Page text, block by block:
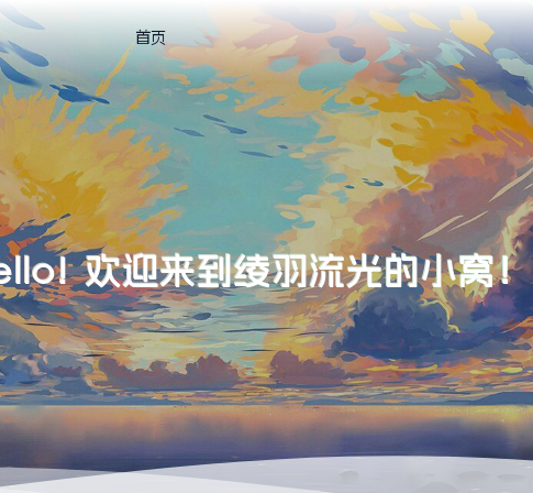
首页
欢迎来到绫羽流光的小窝！